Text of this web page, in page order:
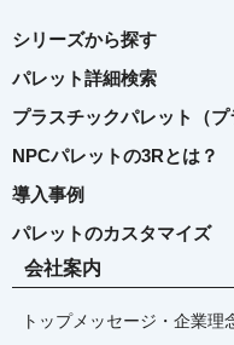
シリーズから探す
パレット詳細検索
プラスチックパレット（
NPCパレットの3Rとは？
導入事例
パレットのカスタマイズ
会社案内
トップメッセージ・企業理